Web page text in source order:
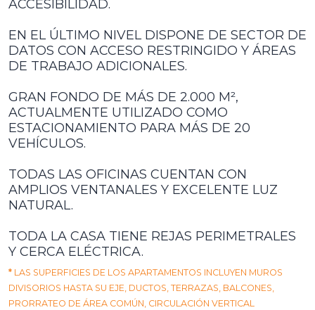
ACCESIBILIDAD.
EN EL ÚLTIMO NIVEL DISPONE DE SECTOR DE
DATOS CON ACCESO RESTRINGIDO Y ÁREAS
DE TRABAJO ADICIONALES.
GRAN FONDO DE MÁS DE 2.000 M²,
ACTUALMENTE UTILIZADO COMO
ESTACIONAMIENTO PARA MÁS DE 20
VEHÍCULOS.
TODAS LAS OFICINAS CUENTAN CON
AMPLIOS VENTANALES Y EXCELENTE LUZ
NATURAL.
TODA LA CASA TIENE REJAS PERIMETRALES
Y CERCA ELÉCTRICA.
* LAS SUPERFICIES DE LOS APARTAMENTOS INCLUYEN MUROS
DIVISORIOS HASTA SU EJE, DUCTOS, TERRAZAS, BALCONES,
PRORRATEO DE ÁREA COMÚN, CIRCULACIÓN VERTICAL